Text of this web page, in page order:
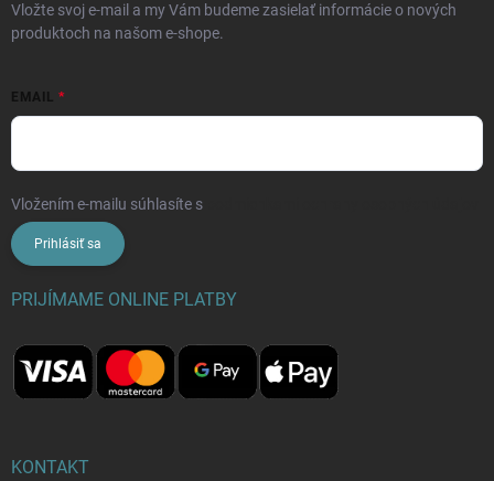
Vložte svoj e-mail a my Vám budeme zasielať informácie o nových
produktoch na našom e-shope.
EMAIL
Vložením e-mailu súhlasíte s
Prihlásiť sa
PRIJÍMAME ONLINE PLATBY
KONTAKT